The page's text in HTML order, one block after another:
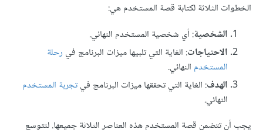
الخطوات الثلاثة لكتابة قصة المستخدم هي:
الشخصية: أي شخصية المستخدم النهائي.
الاحتياجات: الغاية التي تلبيها ميزات البرنامج في رحلة
المستخدم النهائي.
الهدف: الغاية التي تحققها ميزات البرنامج فيتجربة المستخدم
النهائي.
يجب أن تتضمن قصة المستخدم هذه العناصر الثلاثة جميعها. لنتوسع